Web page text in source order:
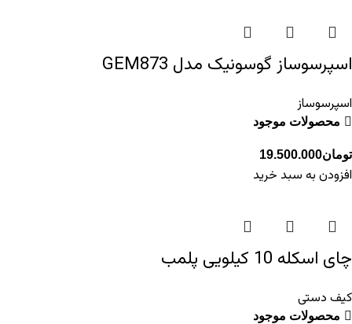
اسپرسوساز گوسونیک مدل GEM873
اسپرسوساز
محصولات موجود
تومان19.500.000
افزودن به سبد خرید
چای اسکله 10 کیلویی پلمب
کیف دستی
محصولات موجود